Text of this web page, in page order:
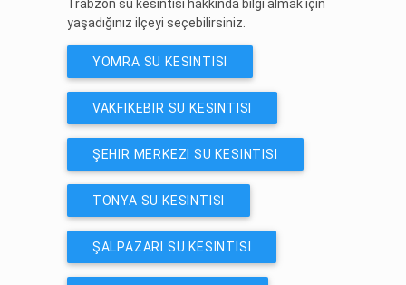
Trabzon su kesintisi hakkında bilgi almak için
yaşadığınız ilçeyi seçebilirsiniz.
YOMRA SU KESINTISI
VAKFIKEBIR SU KESINTISI
ŞEHIR MERKEZI SU KESINTISI
TONYA SU KESINTISI
ŞALPAZARI SU KESINTISI